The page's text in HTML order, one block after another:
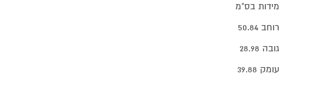
מידות בס"מ
רוחב 50.84
גובה 28.98
עומק 39.88